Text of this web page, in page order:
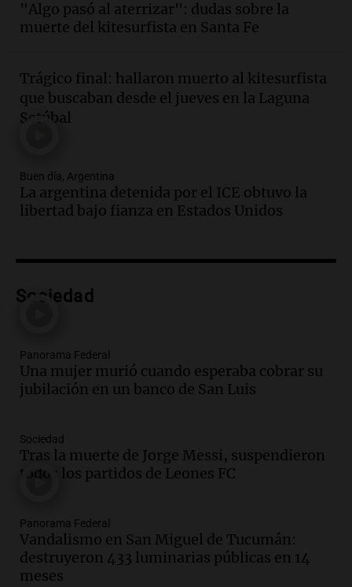
cabra que llevaba ocho días atrapada en
un precipicio
Audio.Matías, un inmigrante temoroso
ante la detención y deportación en
Estados Unidos
Audio.Chile planteó mejorar la
conectividad fronteriza, aérea y digital
con Jujuy
qué crece el consumo de alimentos con
Audio. Investigan un asalto millonario a
la cooperativa Talamochita en Villa
Episodios
Audio.La construcción en Argentina
cayó 4,1% en junio pero acumula un
Panorama Federal
Episodios
Audio.La inflación en Buenos Aires se
acelera con un 2,9% en julio, según
"Algo pasó al aterrizar": dudas sobre la
muerte del kitesurfista en Santa Fe
Trágico final: hallaron muerto al kitesurfista
que buscaban desde el jueves en la Laguna
Setúbal
Buen día, Argentina
La argentina detenida por el ICE obtuvo la
libertad bajo fianza en Estados Unidos
Sociedad
Panorama Federal
Una mujer murió cuando esperaba cobrar su
jubilación en un banco de San Luis
Sociedad
Tras la muerte de Jorge Messi, suspendieron
todos los partidos de Leones FC
Panorama Federal
Vandalismo en San Miguel de Tucumán:
destruyeron 433 luminarias públicas en 14
meses